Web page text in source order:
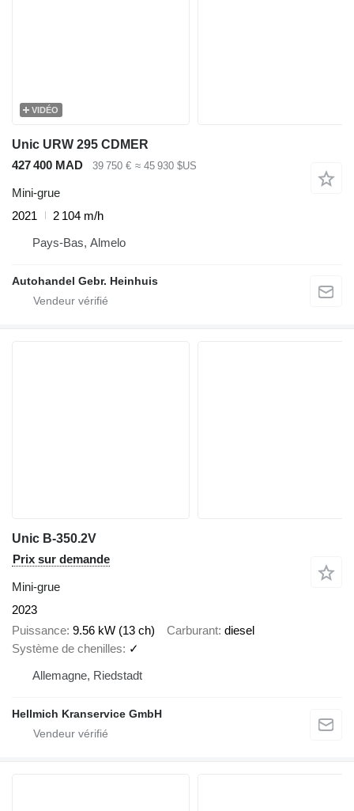
VIDÉO
Unic URW 295 CDMER
427 400 MAD
39 750 € ≈ 45 930 $US
Mini-grue
2021
2 104 m/h
Pays-Bas, Almelo
Autohandel Gebr. Heinhuis
Unic B-350.2V
Prix sur demande
Mini-grue
2023
Puissance 9.56 kW (13 ch) Carburant diesel
Système de chenilles
✓
Allemagne, Riedstadt
Hellmich Kranservice GmbH